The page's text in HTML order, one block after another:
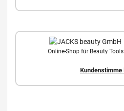
Online-Shop für Beauty
Kundenstimme